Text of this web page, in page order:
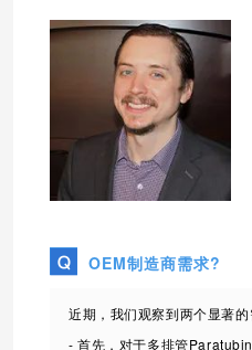
OEM制造商需求?
近期，我们观察到两个显著的
- 首先，对于多排管